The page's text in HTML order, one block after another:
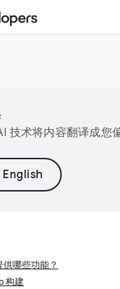
技术将内容翻译成您
哪些功能？
构建